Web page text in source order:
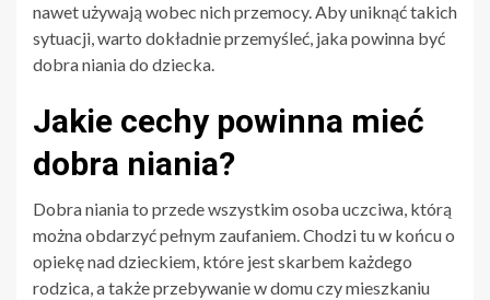
nawet używają wobec nich przemocy. Aby uniknąć takich
sytuacji, warto dokładnie przemyśleć, jaka powinna być
dobra niania do dziecka.
Jakie cechy powinna mieć
dobra niania?
Dobra niania to przede wszystkim osoba uczciwa, którą
można obdarzyć pełnym zaufaniem. Chodzi tu w końcu o
opiekę nad dzieckiem, które jest skarbem każdego
rodzica, a także przebywanie w domu czy mieszkaniu